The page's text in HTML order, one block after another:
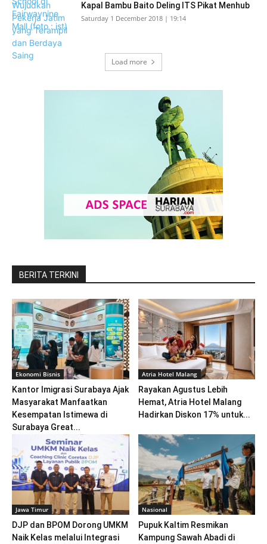
Kapal Bambu Baito Deling ITS Pikat Menhub
Saturday 1 December 2018 | 19:14
Load more
BERITA TERKINI
Ekonomi Bisnis
Kantor Imigrasi Surabaya Ajak
Masyarakat Manfaatkan
Kesempatan Istimewa di
Surabaya Great...
Atria Hotel Malang
Rayakan Agustus Lebih
Hemat, Atria Hotel Malang
Hadirkan Diskon 17% untuk...
Jawa Timur
DJP dan BPOM Dorong UMKM
Naik Kelas melalui Integrasi
Nasional
Pupuk Kaltim Resmikan
Kampung Sawah Abadi di